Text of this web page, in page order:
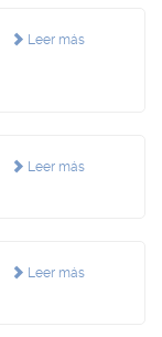
Leer más
Leer más
Leer más